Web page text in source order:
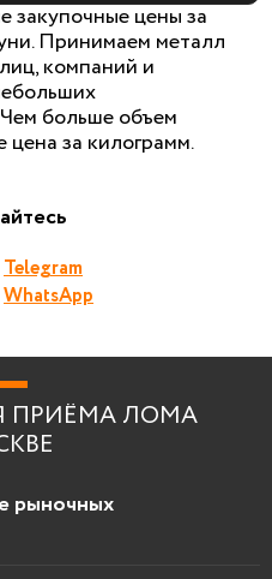
КОНСУЛЬТАЦИЯ
ЛОМА
персональных
закупочные цены за
Принимаем металл
компаний и
больше объем
цена за килограмм.
Telegram
WhatsApp
ПРИЁМА ЛОМА
рыночных